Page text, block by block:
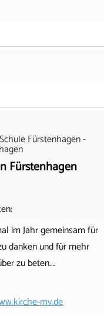
Fürstenhagen -
Fürstenhagen
im Jahr gemeinsam für
danken und für mehr
zu beten.…
mv.de